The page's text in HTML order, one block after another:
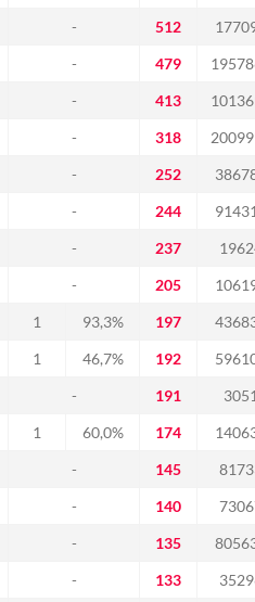
- 512
- 479
- 413
- 318
- 252
- 244
- 237
- 205
1 93,3% 197
1 46,7% 192
- 191
1 60,0% 174
- 145
- 140
- 135
- 133